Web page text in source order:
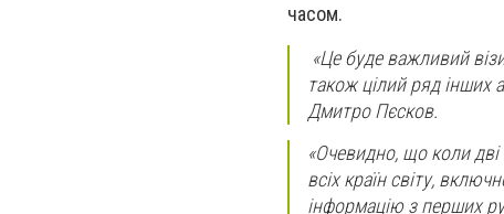
часом.
«Це буде важливий
також цілий ряд інших
Дмитро Пєсков.
«Очевидно, що коли дві
всіх країн світу,
інформацію з перших